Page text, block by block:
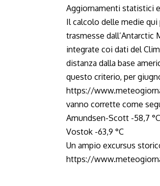
Aggiornamenti statistici
Il calcolo delle medie
trasmesse dall’Antarctic
integrate coi dati del
distanza dalla base
questo criterio, per
https://
vanno corrette come
Amundsen-Scott -58,7 °C
Vostok -63,9 °C
Un ampio excursus
https://